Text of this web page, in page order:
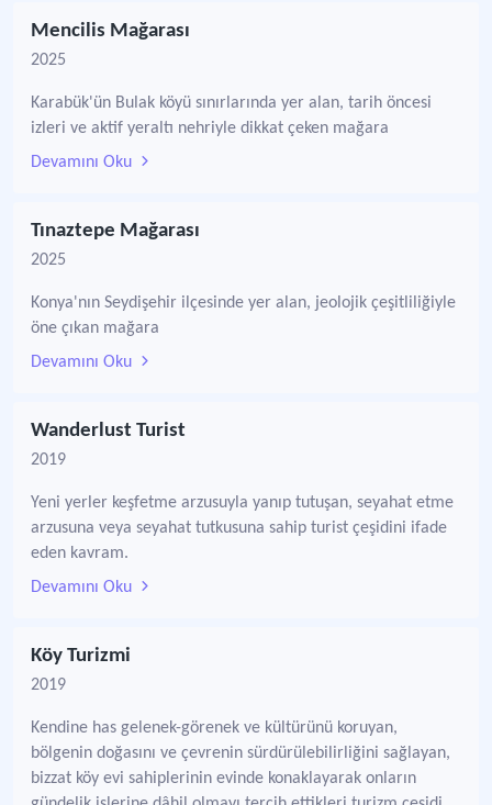
Mencilis Mağarası
2025
Karabük'ün Bulak köyü sınırlarında yer alan, tarih öncesi
izleri ve aktif yeraltı nehriyle dikkat çeken mağara
Devamını Oku
Tınaztepe Mağarası
2025
Konya'nın Seydişehir ilçesinde yer alan, jeolojik çeşitliliğiyle
öne çıkan mağara
Devamını Oku
Wanderlust Turist
2019
Yeni yerler keşfetme arzusuyla yanıp tutuşan, seyahat etme
arzusuna veya seyahat tutkusuna sahip turist çeşidini ifade
eden kavram.
Devamını Oku
Köy Turizmi
2019
Kendine has gelenek-görenek ve kültürünü koruyan,
bölgenin doğasını ve çevrenin sürdürülebilirliğini sağlayan,
bizzat köy evi sahiplerinin evinde konaklayarak onların